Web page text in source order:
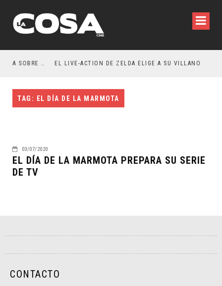
RESEÑA LA INVITACIÓN: OLIVIA WILDE REFLEXIONA SOBRE LA VIDA CONYUGAL EL LIVE-ACTION DE ZELDA ELIGE A SU VILLANO
TAG: EL DÍA DE LA MARMOTA
03/07/2020
EL DÍA DE LA MARMOTA PREPARA SU SERIE
DE TV
CONTACTO